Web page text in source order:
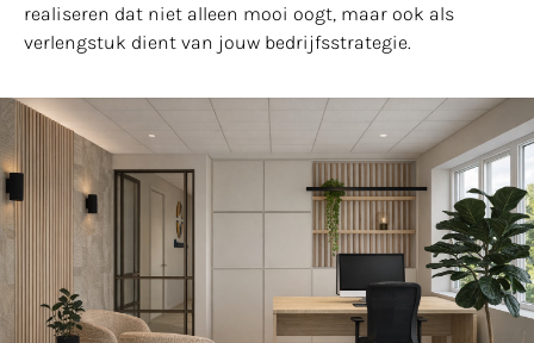
realiseren dat niet alleen mooi oogt, maar ook als
verlengstuk dient van jouw bedrijfsstrategie.